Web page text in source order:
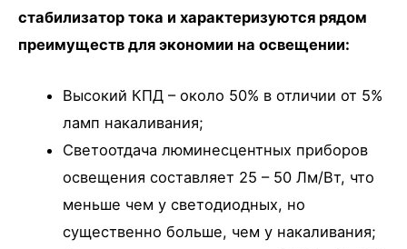
стабилизатор тока и характеризуются рядом
преимуществ для экономии на освещении:
Высокий КПД – около 50% в отличии от 5%
ламп накаливания;
Светоотдача люминесцентных приборов
освещения составляет 25 – 50 Лм/Вт, что
меньше чем у светодиодных, но
существенно больше, чем у накаливания;